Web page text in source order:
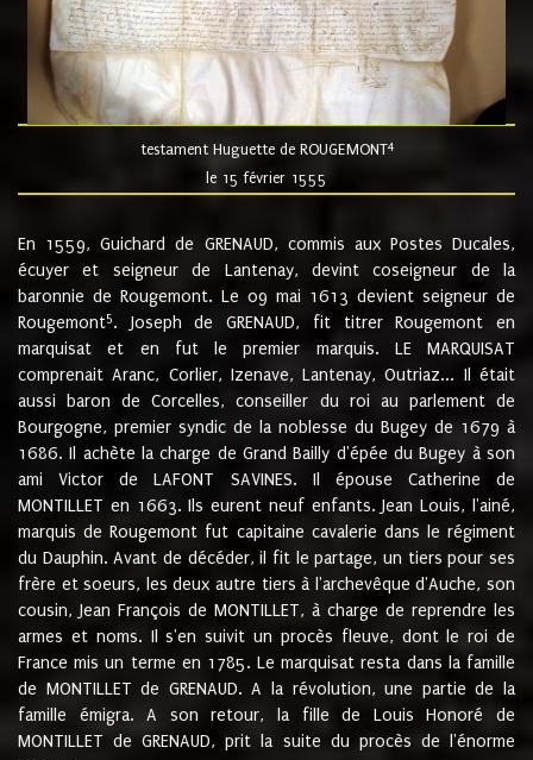
testament Huguette de ROUGEMONT4
le 15 février 1555
En 1559, Guichard de GRENAUD, commis aux Postes Ducales,
écuyer et seigneur de Lantenay, devint coseigneur de la
baronnie de Rougemont. Le 09 mai 1613 devient seigneur de
Rougemont5. Joseph de GRENAUD, fit titrer Rougemont en
marquisat et en fut le premier marquis. LE MARQUISAT
comprenait Aranc, Corlier, Izenave, Lantenay, Outriaz... Il était
aussi baron de Corcelles, conseiller du roi au parlement de
Bourgogne, premier syndic de la noblesse du Bugey de 1679 à
1686. Il achète la charge de Grand Bailly d'épée du Bugey à son
ami Victor de LAFONT SAVINES. Il épouse Catherine de
MONTILLET en 1663. Ils eurent neuf enfants. Jean Louis, l'ainé,
marquis de Rougemont fut capitaine cavalerie dans le régiment
du Dauphin. Avant de décéder, il fit le partage, un tiers pour ses
frère et soeurs, les deux autre tiers à l'archevêque d'Auche, son
cousin, Jean François de MONTILLET, à charge de reprendre les
armes et noms. Il s'en suivit un procès fleuve, dont le roi de
France mis un terme en 1785. Le marquisat resta dans la famille
de MONTILLET de GRENAUD. A la révolution, une partie de la
famille émigra. A son retour, la fille de Louis Honoré de
MONTILLET de GRENAUD, prit la suite du procès de l'énorme